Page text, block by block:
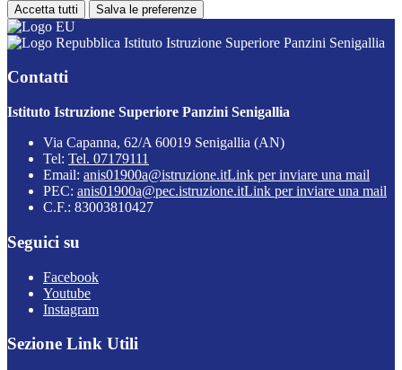
Accetta tutti Salva le preferenze
Istituto Istruzione Superiore Panzini Senigallia
Contatti
Istituto Istruzione Superiore Panzini Senigallia
Via Capanna, 62/A 60019 Senigallia (AN)
Tel: Tel. 07179111
Email: anis01900a@istruzione.itLink per inviare una mail
PEC: anis01900a@pec.istruzione.itLink per inviare una mail
C.F.: 83003810427
Seguici su
Facebook
Youtube
Instagram
Sezione Link Utili